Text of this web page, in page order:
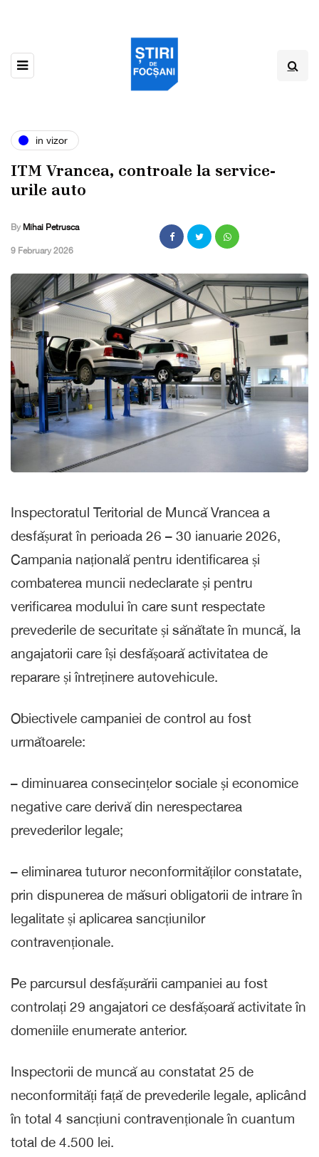
in vizor
ITM Vrancea, controale la service-
urile auto
By Mihai Petrusca
,9 February 2026
Inspectoratul Teritorial de Muncă Vrancea a
desfășurat în perioada 26 – 30 ianuarie 2026,
Campania națională pentru identificarea și
combaterea muncii nedeclarate și pentru
verificarea modului în care sunt respectate
prevederile de securitate și sănătate în muncă, la
angajatorii care își desfășoară activitatea de
reparare și întreținere autovehicule.
Obiectivele campaniei de control au fost
următoarele:
– diminuarea consecințelor sociale și economice
negative care derivă din nerespectarea
prevederilor legale;
– eliminarea tuturor neconformităților constatate,
prin dispunerea de măsuri obligatorii de intrare în
legalitate și aplicarea sancțiunilor
contravenționale.
Pe parcursul desfășurării campaniei au fost
controlați 29 angajatori ce desfășoară activitate în
domeniile enumerate anterior.
Inspectorii de muncă au constatat 25 de
neconformități față de prevederile legale, aplicând
în total 4 sancțiuni contravenționale în cuantum
total de 4.500 lei.